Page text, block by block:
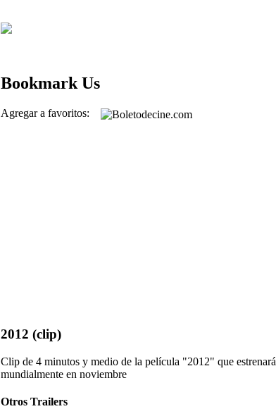
Bookmark Us
Agregar a favoritos:
2012 (clip)
Clip de 4 minutos y medio de la película "2012" que estrenará
mundialmente en noviembre
Otros Trailers